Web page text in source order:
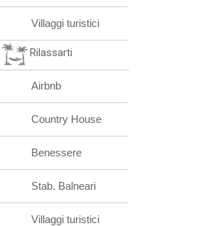
Villaggi turistici
Rilassarti
Airbnb
Country House
Benessere
Stab. Balneari
Villaggi turistici